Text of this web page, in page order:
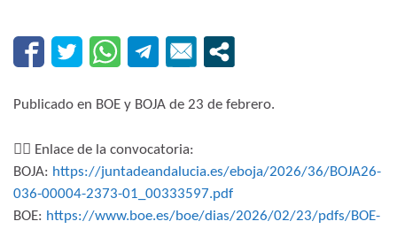
Publicado en BOE y BOJA de 23 de febrero.
👉🏻 Enlace de la convocatoria:
BOJA: https://juntadeandalucia.es/eboja/2026/36/BOJA26-
036-00004-2373-01_00333597.pdf
BOE: https://www.boe.es/boe/dias/2026/02/23/pdfs/BOE-